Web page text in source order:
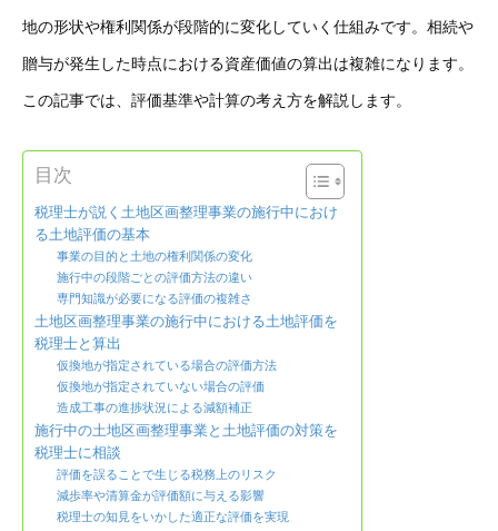
地の形状や権利関係が段階的に変化していく仕組みです。相続や
贈与が発生した時点における資産価値の算出は複雑になります。
この記事では、評価基準や計算の考え方を解説します。
目次
税理士が説く土地区画整理事業の施行中におけ
る土地評価の基本
事業の目的と土地の権利関係の変化
施行中の段階ごとの評価方法の違い
専門知識が必要になる評価の複雑さ
土地区画整理事業の施行中における土地評価を
税理士と算出
仮換地が指定されている場合の評価方法
仮換地が指定されていない場合の評価
造成工事の進捗状況による減額補正
施行中の土地区画整理事業と土地評価の対策を
税理士に相談
評価を誤ることで生じる税務上のリスク
減歩率や清算金が評価額に与える影響
税理士の知見をいかした適正な評価を実現